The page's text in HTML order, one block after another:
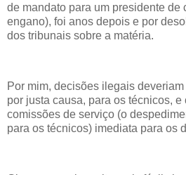
de mandato para um presidente de
engano), foi anos depois e por
dos tribunais sobre a matéria.
Por mim, decisões ilegais
por justa causa, para os técnicos, e
comissões de serviço (o
para os técnicos) imediata para os